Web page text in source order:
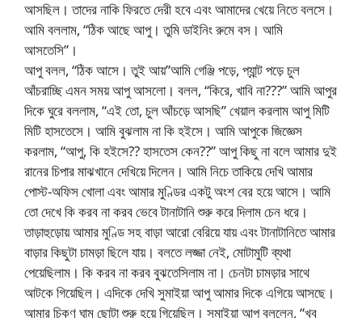
আসছিল। তাদের নাকি ফিরতে দেরী হবে এবং আমাদের খেয়ে নিতে বলসে।
আমি বললাম, “ঠিক আছে আপু। তুমি ডাইনিং রুমে বস। আমি
আসতেসি”।
আপু বলল, “ঠিক আসে। তুই আয়”আমি গেঞ্জি পড়ে, প্যা্ন্ট পড়ে চুল
আঁচরাচ্ছি এমন সময় আপু আসলো। বলল, “কিরে, খাবি না???” আমি আপুর
দিকে ঘুরে বললাম, “এই তো, চুল আঁচড়ে আসছি” খেয়াল করলাম আপু মিটি
মিটি হাসতেসে। আমি বুঝলাম না কি হইসে। আমি আপুকে জিজ্ঞেস
করলাম, “আপু, কি হইসে?? হাসতেস কেন??” আপু কিছু না বলে আমার দুই
রানের চিপার মাঝখানে দেখিয়ে দিলেন। আমি নিচে তাকিয়ে দেখি আমার
পোস্ট-অফিস খোলা এবং আমার মুণ্ডির একটু অংশ বের হয়ে আসে। আমি
তো দেখে কি করব না করব ভেবে টানাটানি শুরু করে দিলাম চেন ধরে।
তাড়াহুড়োয় আমার মুণ্ডি সহ বাড়া আরো বেরিয়ে যায় এবং টানাটানিতে আমার
বাড়ার কিছুটা চামড়া ছিলে যায়। বলতে লজ্জা নেই, মোটামুটি ব্যথা
পেয়েছিলাম। কি করব না করব বুঝতেসিলাম না। চেনটা চামড়ার সাথে
আটকে গিয়েছিল। এদিকে দেখি সুমাইয়া আপু আমার দিকে এগিয়ে আসছে।
আমার চিকণ ঘাম ছোটা শুরু হয়ে গিয়েছিল। সুমাইয়া আপু বললেন, “খুব